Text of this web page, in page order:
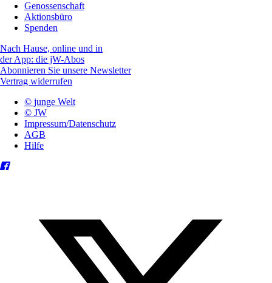
Genossenschaft
Aktionsbüro
Spenden
Nach Hause, online und in
der App: die jW-Abos
Abonnieren Sie unsere Newsletter
Vertrag widerrufen
© junge Welt
© JW
Impressum/Datenschutz
AGB
Hilfe